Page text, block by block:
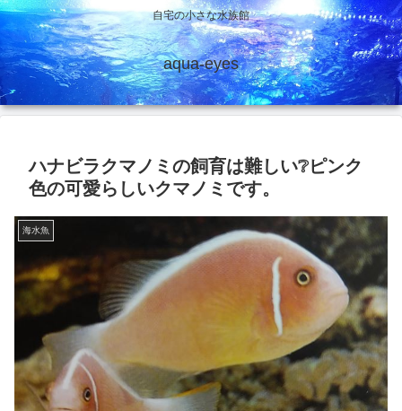
自宅の小さな水族館
aqua-eyes
ハナビラクマノミの飼育は難しい❔ピンク
色の可愛らしいクマノミです。
海水魚